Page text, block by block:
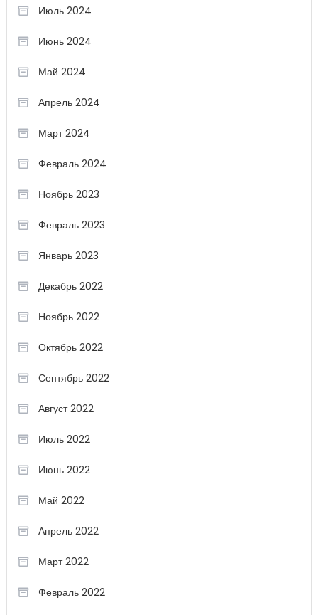
Июль 2024
Июнь 2024
Май 2024
Апрель 2024
Март 2024
Февраль 2024
Ноябрь 2023
Февраль 2023
Январь 2023
Декабрь 2022
Ноябрь 2022
Октябрь 2022
Сентябрь 2022
Август 2022
Июль 2022
Июнь 2022
Май 2022
Апрель 2022
Март 2022
Февраль 2022